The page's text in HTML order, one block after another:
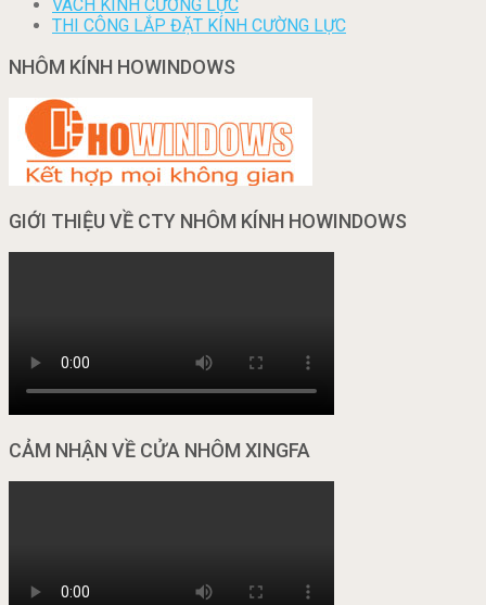
VÁCH KÍNH CƯỜNG LỰC
THI CÔNG LẮP ĐẶT KÍNH CƯỜNG LỰC
NHÔM KÍNH HOWINDOWS
GIỚI THIỆU VỀ CTY NHÔM KÍNH HOWINDOWS
CẢM NHẬN VỀ CỬA NHÔM XINGFA